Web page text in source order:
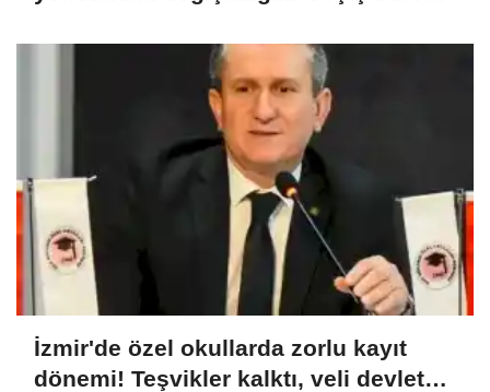
İzmir'de özel okullarda zorlu kayıt
dönemi! Teşvikler kalktı, veli devlet